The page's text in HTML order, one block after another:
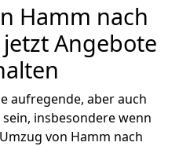
Hamm nach
Angebote
aufregende, aber auch
sein, insbesondere wenn
von Hamm nach